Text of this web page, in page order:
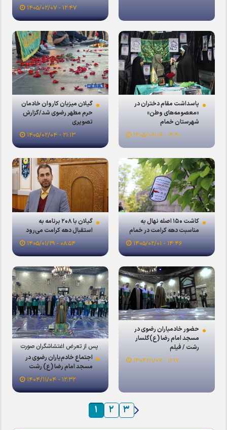
۱۲:۴۷ - ۱۴۰۵/۰۲/۰۷
پاسداشت مقام دختران در
«معصومه‌های وطن»
شهرستان خمام
۱۹:۲۰ - ۱۴۰۵/۰۲/۰۶
گیلان میزبان کاروان خادمان
حرم مطهر رضوی شد/گزارش
تصویری
۲۱:۱۳ - ۱۴۰۵/۰۲/۰۴
کاشت ۱۵۰ اصله نهال به
مناسبت دهه کرامت در خمام
۱۴:۴۶ - ۱۴۰۵/۰۲/۰۱
گیلان با ۲۰۸ برنامه به
استقبال دهه کرامت می‌رود
۰۸:۵۴ - ۱۴۰۵/۰۱/۲۹
حضور خادمیاران رضوی در
مسجد امام رضا (ع)گلسار
رشت / فیلم
۱۱:۱۷ - ۱۴۰۴/۱۱/۰۷
پس از تعرض اغتشاشگران صورت
گرفت؛
اجتماع خادم‌یاران رضوی در
مسجد امام رضا (ع) رشت
۱۲:۳۲ - ۱۴۰۴/۱۱/۰۴
۱ ۲ ۳